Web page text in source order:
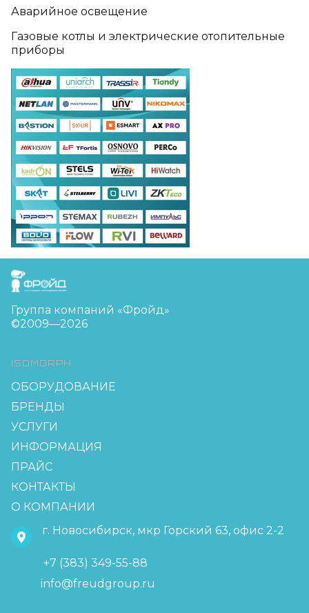
Аварийное освещение
Газовые котлы и электрические отопительные
приборы
FreudGroup
Группа компаний «Фройд»
©2009—2026
ISOMORPH
ОБОРУДОВАНИЕ
БРЕНДЫ
УСЛУГИ
ИНФОРМАЦИЯ
ПРАЙС
КОНТАКТЫ
О КОМПАНИИ
г. Новосибирск, мкр Горский 63, офис 2-2
+7 (383) 349-55-88
info@freudgroup.ru